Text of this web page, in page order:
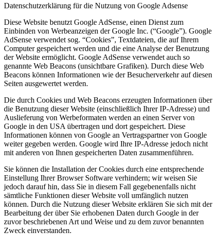
Datenschutzerklärung für die Nutzung von Google Adsense
Diese Website benutzt Google AdSense, einen Dienst zum
Einbinden von Werbeanzeigen der Google Inc. (“Google”). Google
AdSense verwendet sog. “Cookies”, Textdateien, die auf Ihrem
Computer gespeichert werden und die eine Analyse der Benutzung
der Website ermöglicht. Google AdSense verwendet auch so
genannte Web Beacons (unsichtbare Grafiken). Durch diese Web
Beacons können Informationen wie der Besucherverkehr auf diesen
Seiten ausgewertet werden.
Die durch Cookies und Web Beacons erzeugten Informationen über
die Benutzung dieser Website (einschließlich Ihrer IP-Adresse) und
Auslieferung von Werbeformaten werden an einen Server von
Google in den USA übertragen und dort gespeichert. Diese
Informationen können von Google an Vertragspartner von Google
weiter gegeben werden. Google wird Ihre IP-Adresse jedoch nicht
mit anderen von Ihnen gespeicherten Daten zusammenführen.
Sie können die Installation der Cookies durch eine entsprechende
Einstellung Ihrer Browser Software verhindern; wir weisen Sie
jedoch darauf hin, dass Sie in diesem Fall gegebenenfalls nicht
sämtliche Funktionen dieser Website voll umfänglich nutzen
können. Durch die Nutzung dieser Website erklären Sie sich mit der
Bearbeitung der über Sie erhobenen Daten durch Google in der
zuvor beschriebenen Art und Weise und zu dem zuvor benannten
Zweck einverstanden.